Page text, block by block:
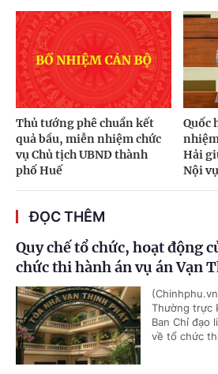
Thủ tướng phê chuẩn kết
quả bầu, miễn nhiệm chức
vụ Chủ tịch UBND thành
phố Huế
Quốc
Hải
Nội vụ
ĐỌC THÊM
Quy chế tổ chức, hoạt động
chức thi hành án vụ án Vạn
Thường trực
Ban Chỉ đạo
về tổ chức